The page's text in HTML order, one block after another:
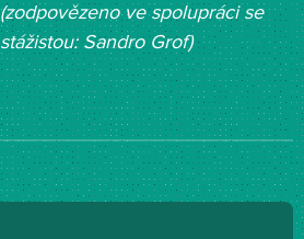
(zodpovězeno ve spolupráci se
stážistou: Sandro Grof)